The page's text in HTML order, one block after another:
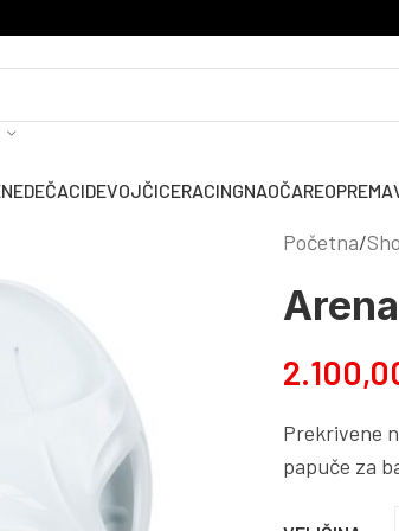
DEČACIDEVOJČICERACINGNAOČAREOPREMA
Početna
Prekrivene
papuče za